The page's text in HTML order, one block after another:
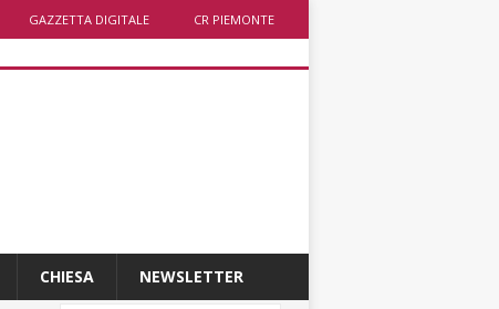
GAZZETTA DIGITALE CR PIEMONTE
CHIESA NEWSLETTER